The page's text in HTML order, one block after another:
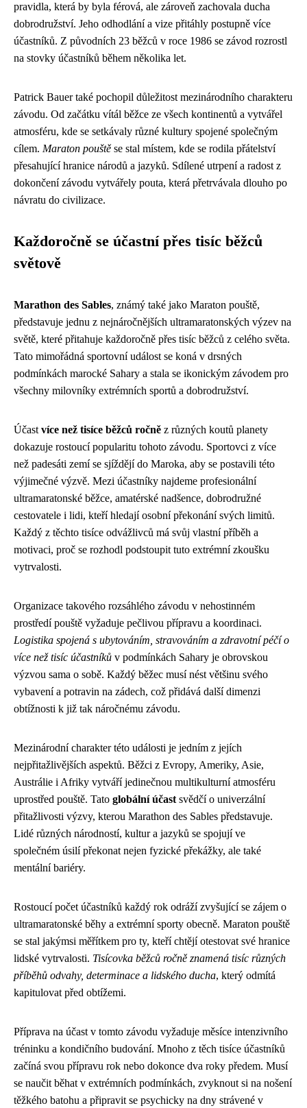
pravidla, která by byla férová, ale zároveň zachovala ducha
dobrodružství. Jeho odhodlání a vize přitáhly postupně více
účastníků. Z původních 23 běžců v roce 1986 se závod rozrostl
na stovky účastníků během několika let.
Patrick Bauer také pochopil důležitost mezinárodního charakteru
závodu. Od začátku vítál běžce ze všech kontinentů a vytvářel
atmosféru, kde se setkávaly různé kultury spojené společným
cílem. Maraton pouště se stal místem, kde se rodila přátelství
přesahující hranice národů a jazyků. Sdílené utrpení a radost z
dokončení závodu vytvářely pouta, která přetrvávala dlouho po
návratu do civilizace.
Každoročně se účastní přes tisíc běžců
světově
Marathon des Sables, známý také jako Maraton pouště,
představuje jednu z nejnáročnějších ultramaratonských výzev na
světě, které přitahuje každoročně přes tisíc běžců z celého světa.
Tato mimořádná sportovní událost se koná v drsných
podmínkách marocké Sahary a stala se ikonickým závodem pro
všechny milovníky extrémních sportů a dobrodružství.
Účast více než tisíce běžců ročně z různých koutů planety
dokazuje rostoucí popularitu tohoto závodu. Sportovci z více
než padesáti zemí se sjíždějí do Maroka, aby se postavili této
výjimečné výzvě. Mezi účastníky najdeme profesionální
ultramaratonské běžce, amatérské nadšence, dobrodružné
cestovatele i lidi, kteří hledají osobní překonání svých limitů.
Každý z těchto tisíce odvážlivců má svůj vlastní příběh a
motivaci, proč se rozhodl podstoupit tuto extrémní zkoušku
vytrvalosti.
Organizace takového rozsáhlého závodu v nehostinném
prostředí pouště vyžaduje pečlivou přípravu a koordinaci.
Logistika spojená s ubytováním, stravováním a zdravotní péčí o
více než tisíc účastníků v podmínkách Sahary je obrovskou
výzvou sama o sobě. Každý běžec musí nést většinu svého
vybavení a potravin na zádech, což přidává další dimenzi
obtížnosti k již tak náročnému závodu.
Mezinárodní charakter této události je jedním z jejích
nejpřitažlivějších aspektů. Běžci z Evropy, Ameriky, Asie,
Austrálie i Afriky vytváří jedinečnou multikulturní atmosféru
uprostřed pouště. Tato globální účast svědčí o univerzální
přitažlivosti výzvy, kterou Marathon des Sables představuje.
Lidé různých národností, kultur a jazyků se spojují ve
společném úsilí překonat nejen fyzické překážky, ale také
mentální bariéry.
Rostoucí počet účastníků každý rok odráží zvyšující se zájem o
ultramaratonské běhy a extrémní sporty obecně. Maraton pouště
se stal jakýmsi měřítkem pro ty, kteří chtějí otestovat své hranice
lidské vytrvalosti. Tisícovka běžců ročně znamená tisíc různých
příběhů odvahy, determinace a lidského ducha, který odmítá
kapitulovat před obtížemi.
Příprava na účast v tomto závodu vyžaduje měsíce intenzivního
tréninku a kondičního budování. Mnoho z těch tisíce účastníků
začíná svou přípravu rok nebo dokonce dva roky předem. Musí
se naučit běhat v extrémních podmínkách, zvyknout si na nošení
těžkého batohu a připravit se psychicky na dny strávené v